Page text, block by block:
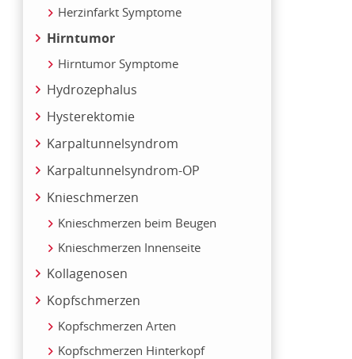
Herzinfarkt Symptome
Hirntumor
Hirntumor Symptome
Hydrozephalus
Hysterektomie
Karpaltunnelsyndrom
Karpaltunnelsyndrom-OP
Knieschmerzen
Knieschmerzen beim Beugen
Knieschmerzen Innenseite
Kollagenosen
Kopfschmerzen
Kopfschmerzen Arten
Kopfschmerzen Hinterkopf